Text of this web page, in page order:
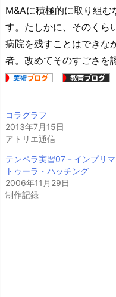
M&Aに積極的に取り組
す。たしかに、そのくら
病院を残すことはできな
者。改めてそのすごさを
コラグラフ
2013年7月15日
アトリエ通信
テンペラ実習07－インプリマ
トゥーラ・ハッチング
2006年11月29日
制作記録